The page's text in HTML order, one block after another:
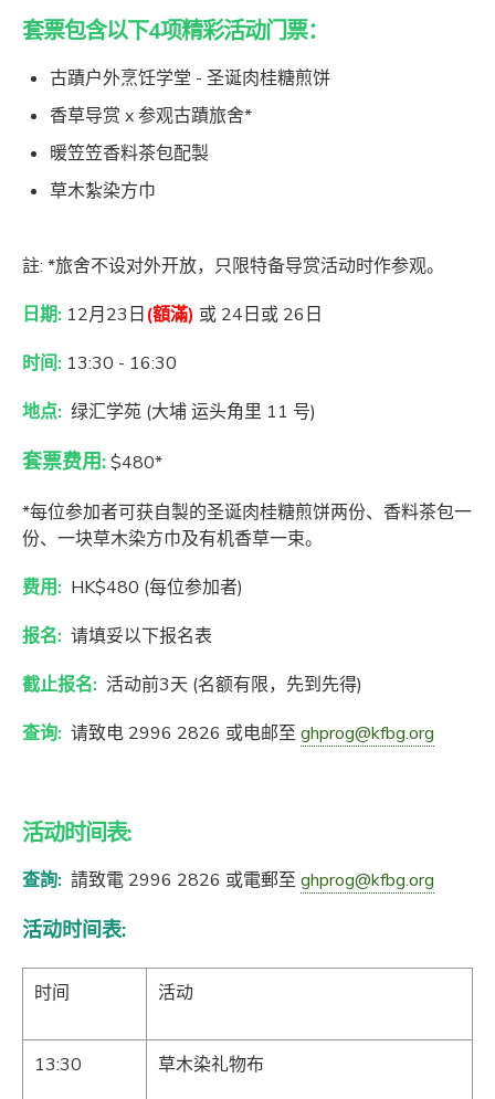
套票包含以下4项精彩活动门票：
古蹟户外烹饪学堂 - 圣诞肉桂糖煎饼
香草导赏 x 参观古蹟旅舍*
暖笠笠香料茶包配製
草木紮染方巾
註: *旅舍不设对外开放，只限特备导赏活动时作参观。
日期: 12月23日 (額滿) 或 24日或 26日
时间: 13:30 - 16:30
地点: 绿汇学苑 (大埔 运头角里 11 号)
套票费用:$480*
*每位参加者可获自製的圣诞肉桂糖煎饼两份、香料茶包一
份、一块草木染方巾及有机香草一束。
费用: HK$480 (每位参加者)
报名: 请填妥以下报名表
截止报名: 活动前3天 (名额有限，先到先得)
查询: 请致电 2996 2826 或电邮至ghprog@kfbg.org
活动时间表:
查詢: 請致電 2996 2826 或電郵至ghprog@kfbg.org
活动时间表:
时间 活动
13:30 草木染礼物布